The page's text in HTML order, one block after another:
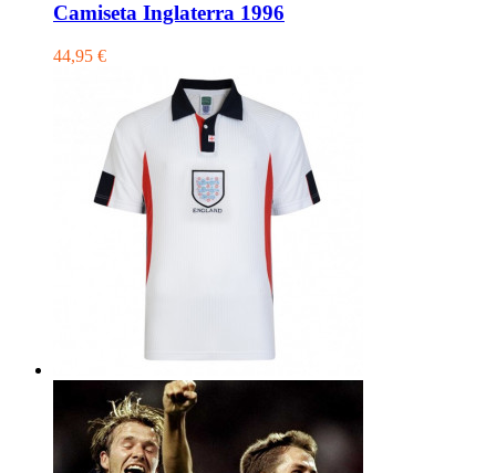
Camiseta Inglaterra 1996
44,95 €